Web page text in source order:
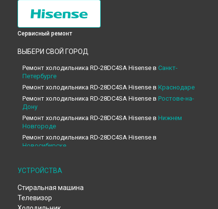
Сервисный ремонт
ВЫБЕРИ СВОЙ ГОРОД
Ремонт холодильника RD-28DC4SA Hisense в Санкт-
Петербурге
Ремонт холодильника RD-28DC4SA Hisense в Краснодаре
Ремонт холодильника RD-28DC4SA Hisense в Ростове-на-
Дону
Ремонт холодильника RD-28DC4SA Hisense в Нижнем
Новгороде
Ремонт холодильника RD-28DC4SA Hisense в
Новосибирске
Ремонт холодильника RD-28DC4SA Hisense в
Ремонт холодильника RD-28DC4SA Hisense в
Ремонт холодильника RD-28DC4SA Hisense в
УСТРОЙСТВА
Стиральная машина
Телевизор